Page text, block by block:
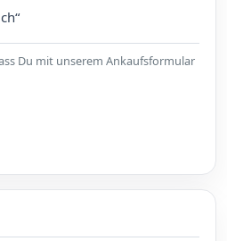
Du mit unserem Ankaufsformular